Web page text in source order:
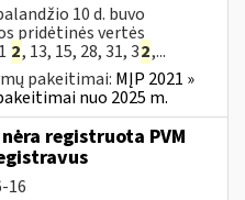
10 d. buvo
pridėtinės vertės
2, 13, 15, 28, 31, 32,...
pakeitimai: MĮP 2021 »
nuo 2025 m.
registruota PVM
16